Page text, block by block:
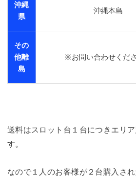
沖縄
県
沖縄本島
その
他離
島
※お問い合わせくださ
送料はスロット台１台につきエリ
す。
なので１人のお客様が２台購入さ